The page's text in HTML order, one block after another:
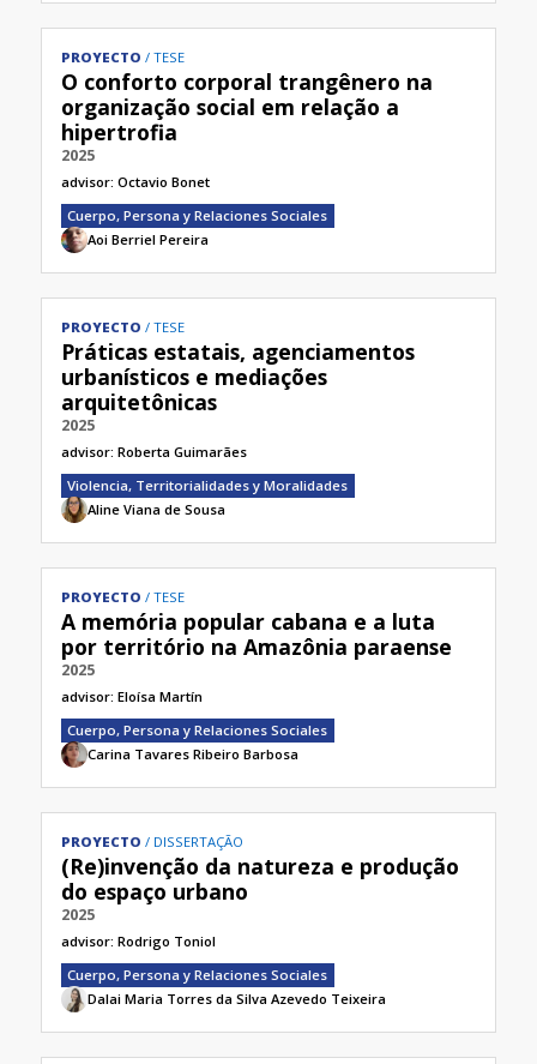
PROYECTO TESE
O conforto corporal trangênero na
organização social em relação a
hipertrofia
2025
advisor: Octavio Bonet
Cuerpo, Persona y Relaciones Sociales
Aoi Berriel Pereira
PROYECTO TESE
Práticas estatais, agenciamentos
urbanísticos e mediações
arquitetônicas
2025
advisor: Roberta Guimarães
Violencia, Territorialidades y Moralidades
Aline Viana de Sousa
PROYECTO TESE
A memória popular cabana e a luta
por território na Amazônia paraense
2025
advisor: Eloísa Martín
Cuerpo, Persona y Relaciones Sociales
Carina Tavares Ribeiro Barbosa
PROYECTO DISSERTAÇÃO
(Re)invenção da natureza e produção
do espaço urbano
2025
advisor: Rodrigo Toniol
Cuerpo, Persona y Relaciones Sociales
Dalai Maria Torres da Silva Azevedo Teixeira